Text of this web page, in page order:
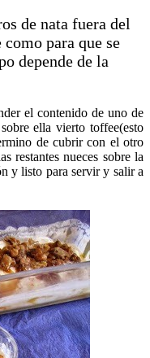
de nata fuera del
para que se
depende de la
el contenido de uno de
ella vierto toffee(esto
de cubrir con el otro
restantes nueces sobre la
y listo para servir y salir a